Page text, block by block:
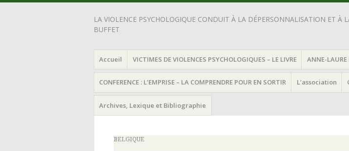
LA VIOLENCE PSYCHOLOGIQUE CONDUIT À LA DÉPERSONNALISATION ET À
BUFFET
Accueil VICTIMES DE VIOLENCES PSYCHOLOGIQUES – LE LIVRE ANNE-LAURE
CONFERENCE : L’EMPRISE – LA COMPRENDRE POUR EN SORTIR L’association
Archives, Lexique et Bibliographie
BELGIQUE